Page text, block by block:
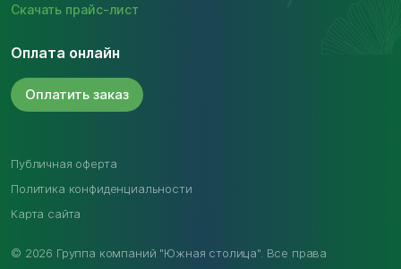
Скачать прайс-лист
Оплата онлайн
Оплатить заказ
© 2026 Группа компаний "Южная столица". Все права
Публичная оферта
Политика конфиденциальности
Карта сайта